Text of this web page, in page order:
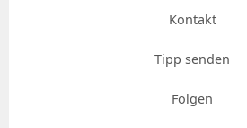
Kontakt
Tipp senden
Folgen